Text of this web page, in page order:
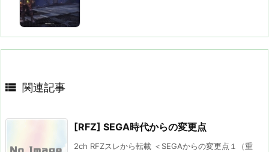
 関連記事
[RFZ] SEGA時代からの変更点
2ch RFZスレから転載 ＜SEGAからの変更点１（重